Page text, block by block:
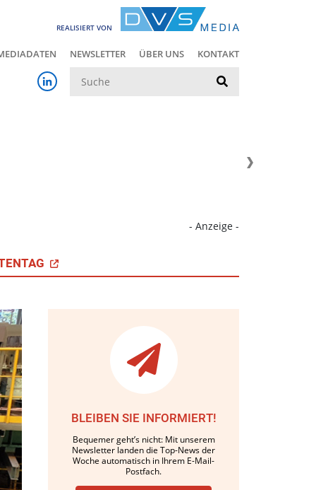
REALISIERT VON
NEWSLETTER ÜBER UNS KONTAKT
- Anzeige -
BLEIBEN SIE INFORMIERT!
Bequemer geht’s nicht: Mit unserem
Newsletter landen die Top-News der
Woche automatisch in Ihrem E-Mail-
Postfach.